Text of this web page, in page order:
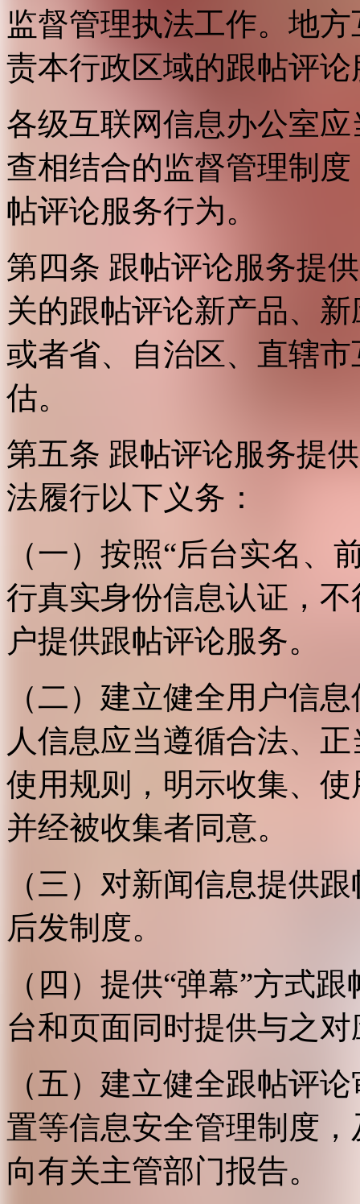
监督管理执法工作。地
责本行政区域的跟帖评
各级互联网信息办公室
查相结合的监督管理制
帖评论服务行为。
第四条 跟帖评论服务提
关的跟帖评论新产品、
或者省、自治区、直辖
估。
第五条 跟帖评论服务提
法履行以下义务：
（一）按照“后台实名、
行真实身份信息认证，
户提供跟帖评论服务。
（二）建立健全用户信
人信息应当遵循合法、
使用规则，明示收集、
并经被收集者同意。
（三）对新闻信息提供
后发制度。
（四）提供“弹幕”方式
台和页面同时提供与之
（五）建立健全跟帖评
置等信息安全管理制度
向有关主管部门报告。